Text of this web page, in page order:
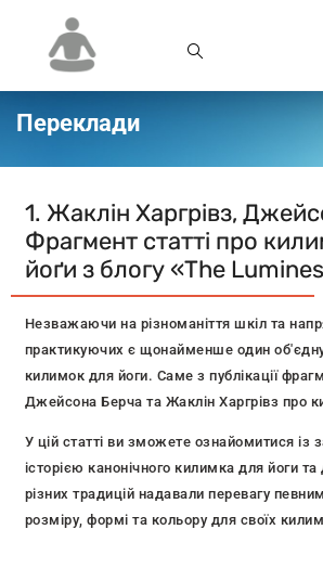
Переклади
1. Жаклін Харгрівз,
Фрагмент статті про
йоґи з блогу «The
Незважаючи на різноманіття шкіл та
практикуючих є щонайменше один
килимок для йоги. Саме з публікації
Джейсона Берча та Жаклін Харгрівз про
У цій статті ви зможете ознайомитися
історією канонічного килимка для йоги
різних традицій надавали перевагу
розміру, формі та кольору для своїх